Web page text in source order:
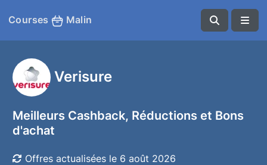
Courses Malin
Verisure
Meilleurs Cashback, Réductions et Bons
d'achat
Offres actualisées le 6 août 2026